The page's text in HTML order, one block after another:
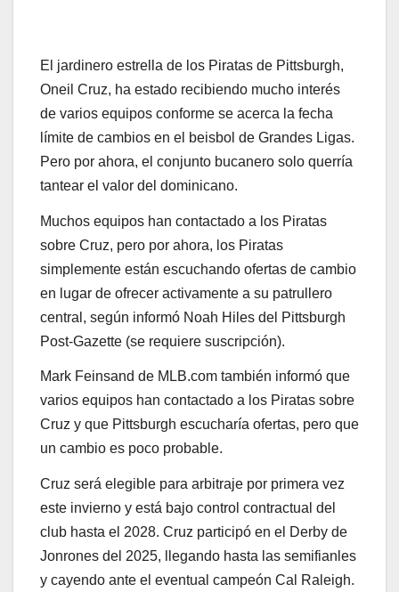
El jardinero estrella de los Piratas de Pittsburgh,
Oneil Cruz, ha estado recibiendo mucho interés
de varios equipos conforme se acerca la fecha
límite de cambios en el beisbol de Grandes Ligas.
Pero por ahora, el conjunto bucanero solo querría
tantear el valor del dominicano.
Muchos equipos han contactado a los Piratas
sobre Cruz, pero por ahora, los Piratas
simplemente están escuchando ofertas de cambio
en lugar de ofrecer activamente a su patrullero
central, según informó Noah Hiles del Pittsburgh
Post-Gazette (se requiere suscripción).
Mark Feinsand de MLB.com también informó que
varios equipos han contactado a los Piratas sobre
Cruz y que Pittsburgh escucharía ofertas, pero que
un cambio es poco probable.
Cruz será elegible para arbitraje por primera vez
este invierno y está bajo control contractual del
club hasta el 2028. Cruz participó en el Derby de
Jonrones del 2025, llegando hasta las semifianles
y cayendo ante el eventual campeón Cal Raleigh.